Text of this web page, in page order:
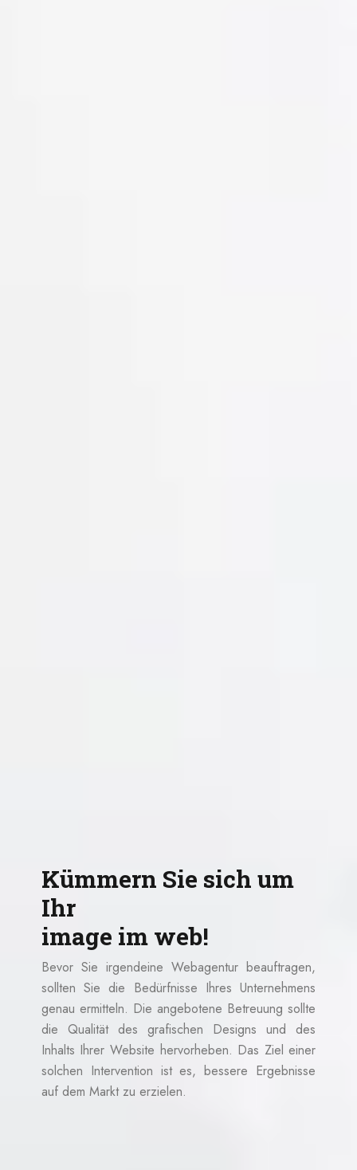
Kümmern Sie sich um
Ihr
image im web!
Bevor Sie irgendeine Webagentur beauftragen,
sollten Sie die Bedürfnisse Ihres Unternehmens
genau ermitteln. Die angebotene Betreuung sollte
die Qualität des grafischen Designs und des
Inhalts Ihrer Website hervorheben. Das Ziel einer
solchen Intervention ist es, bessere Ergebnisse
auf dem Markt zu erzielen.